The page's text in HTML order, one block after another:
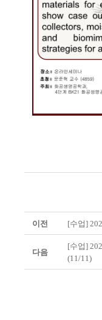
이전 [수업]
다음
[수업]
(11/11)